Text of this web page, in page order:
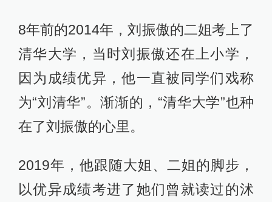
8年前的2014年，刘振傲的二姐考上了
清华大学，当时刘振傲还在上小学，
因为成绩优异，他一直被同学们戏称
为“刘清华”。渐渐的，“清华大学”也种
在了刘振傲的心里。
2019年，他跟随大姐、二姐的脚步，
以优异成绩考进了她们曾就读过的沭